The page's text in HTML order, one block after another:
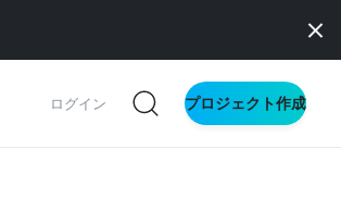
ログイン プロジェクト作成